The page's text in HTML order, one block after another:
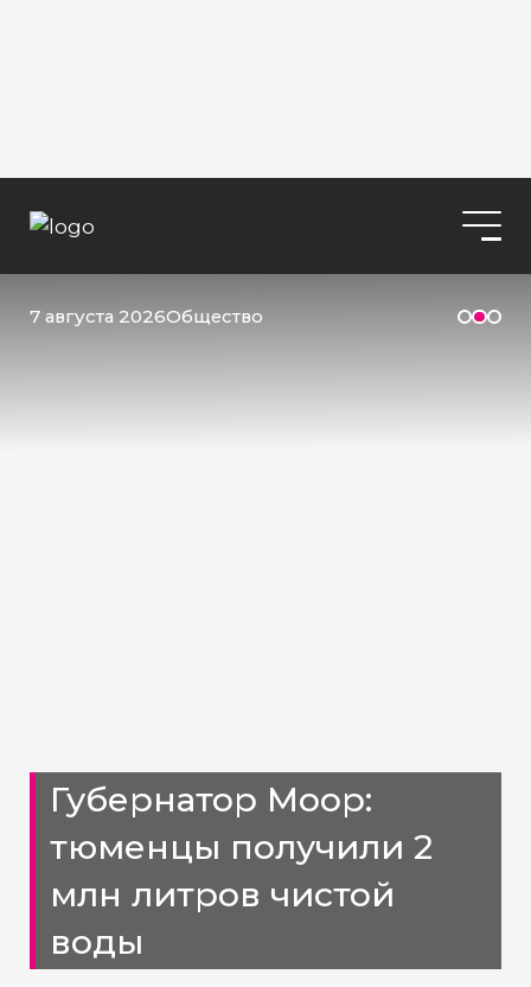
7 августа 2026Общество
Губернатор Моор:
тюменцы получили 2
млн литров чистой
воды